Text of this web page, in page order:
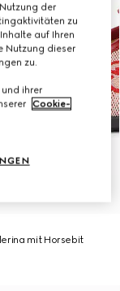
mit Horsebit
der
zu
auf Ihren
Nutzung dieser
zu.
ihrer
Cookie-